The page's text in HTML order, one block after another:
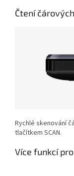
Čtení
Rychlé skenování
tlačítkem SCAN.
Více funkcí